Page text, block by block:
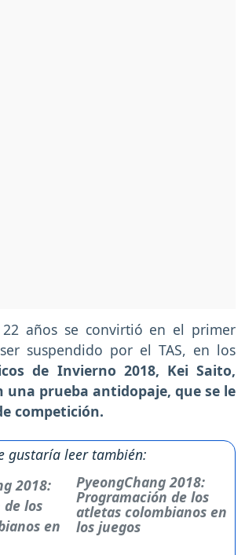
años se convirtió en el primer
suspendido por el TAS, en los
de Invierno 2018, Kei Saito,
una prueba antidopaje, que se le
competición.
gustaría leer también:
PyeongChang 2018:
Programación de los
atletas colombianos en
los juegos